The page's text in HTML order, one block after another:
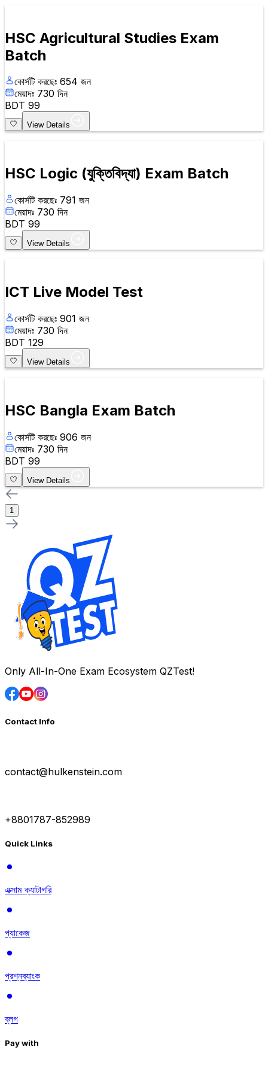
HSC Agricultural Studies Exam
Batch
কোর্সটি করছেঃ 654 জন
মেয়াদঃ 730 দিন
BDT 99
View Details
HSC Logic (যুক্তিবিদ্যা) Exam Batch
কোর্সটি করছেঃ 791 জন
মেয়াদঃ 730 দিন
BDT 99
View Details
ICT Live Model Test
কোর্সটি করছেঃ 901 জন
মেয়াদঃ 730 দিন
BDT 129
View Details
HSC Bangla Exam Batch
কোর্সটি করছেঃ 906 জন
মেয়াদঃ 730 দিন
BDT 99
View Details
1
Only All-In-One Exam Ecosystem QZTest!
Contact Info
contact@hulkenstein.com
+8801787-852989
Quick Links
এক্সাম ক্যাটাগরি
প্যাকেজ
প্রশ্নব্যাংক
ব্লগ
Pay with